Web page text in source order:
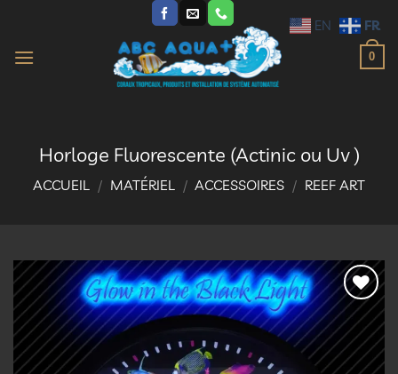
contenu
0
Horloge Fluorescente (Actinic ou Uv )
ACCUEIL / MATÉRIEL / ACCESSOIRES / REEF ART
Ajouter
à la
liste
d’envies
EN FR